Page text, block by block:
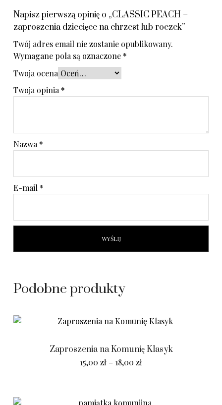
Napisz pierwszą opinię o „CLASSIC PEACH –
zaproszenia dziecięce na chrzest lub roczek”
Twój adres email nie zostanie opublikowany.
Wymagane pola są oznaczone *
Twoja ocena
Twoja opinia *
Nazwa *
E-mail *
Podobne produkty
Zaproszenia na Komunię Klasyk
15,00 zł – 18,00 zł